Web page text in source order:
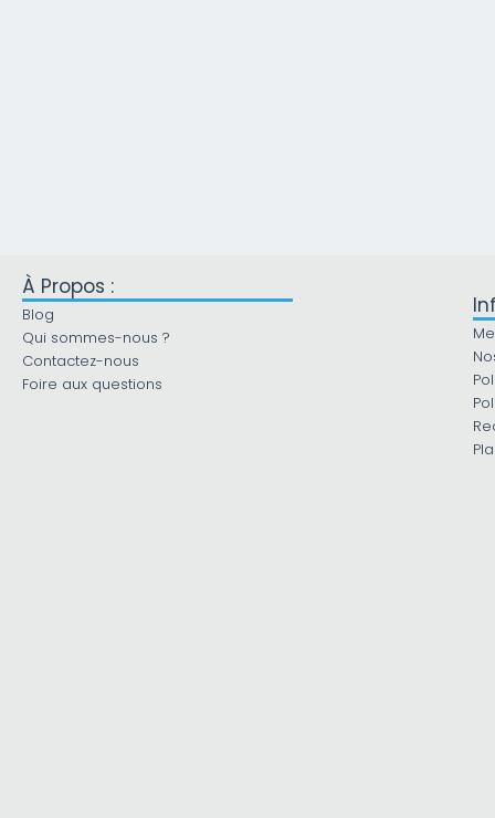
À Propos :
Blog
Qui sommes-nous ?
Contactez-nous
Foire aux questions